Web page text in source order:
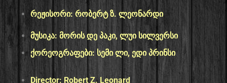
რეჟისორი: რობერტ ზ. ლეონარდი
მუსიკა: მორის დე პაკი, ლუი სილვერსი
ქორეოგრაფები: სემი ლი, ედი პრინსი
Director: Robert Z. Leonard